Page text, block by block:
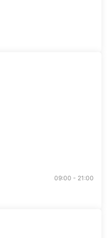
09:00 - 21:00